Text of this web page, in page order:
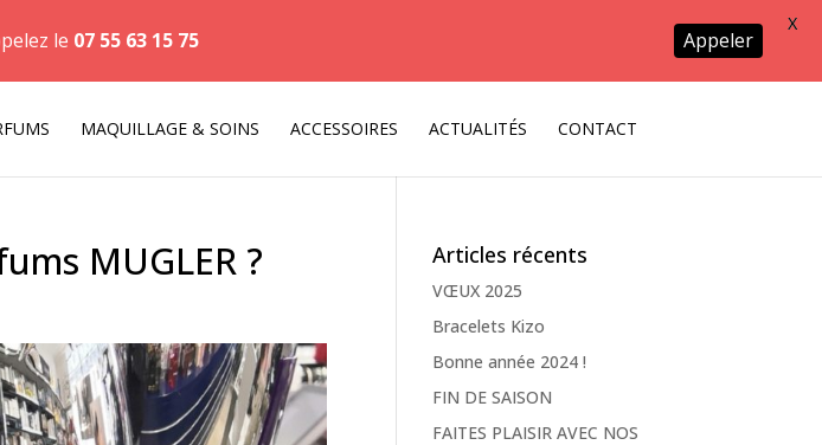
MAQUILLAGE & SOINS ACCESSOIRES ACTUALITÉS CONTACT
MUGLER ? Articles récents
VŒUX 2025
Bracelets Kizo
Bonne année 2024 !
FIN DE SAISON
FAITES PLAISIR AVEC NOS
le 07 55 63 15 75 Appeler
X